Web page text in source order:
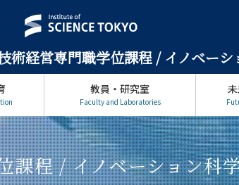
術経営専門職学位課程 / イノベーシ
教員・研究室
Faculty and Laboratories
課程 / イノベーション科